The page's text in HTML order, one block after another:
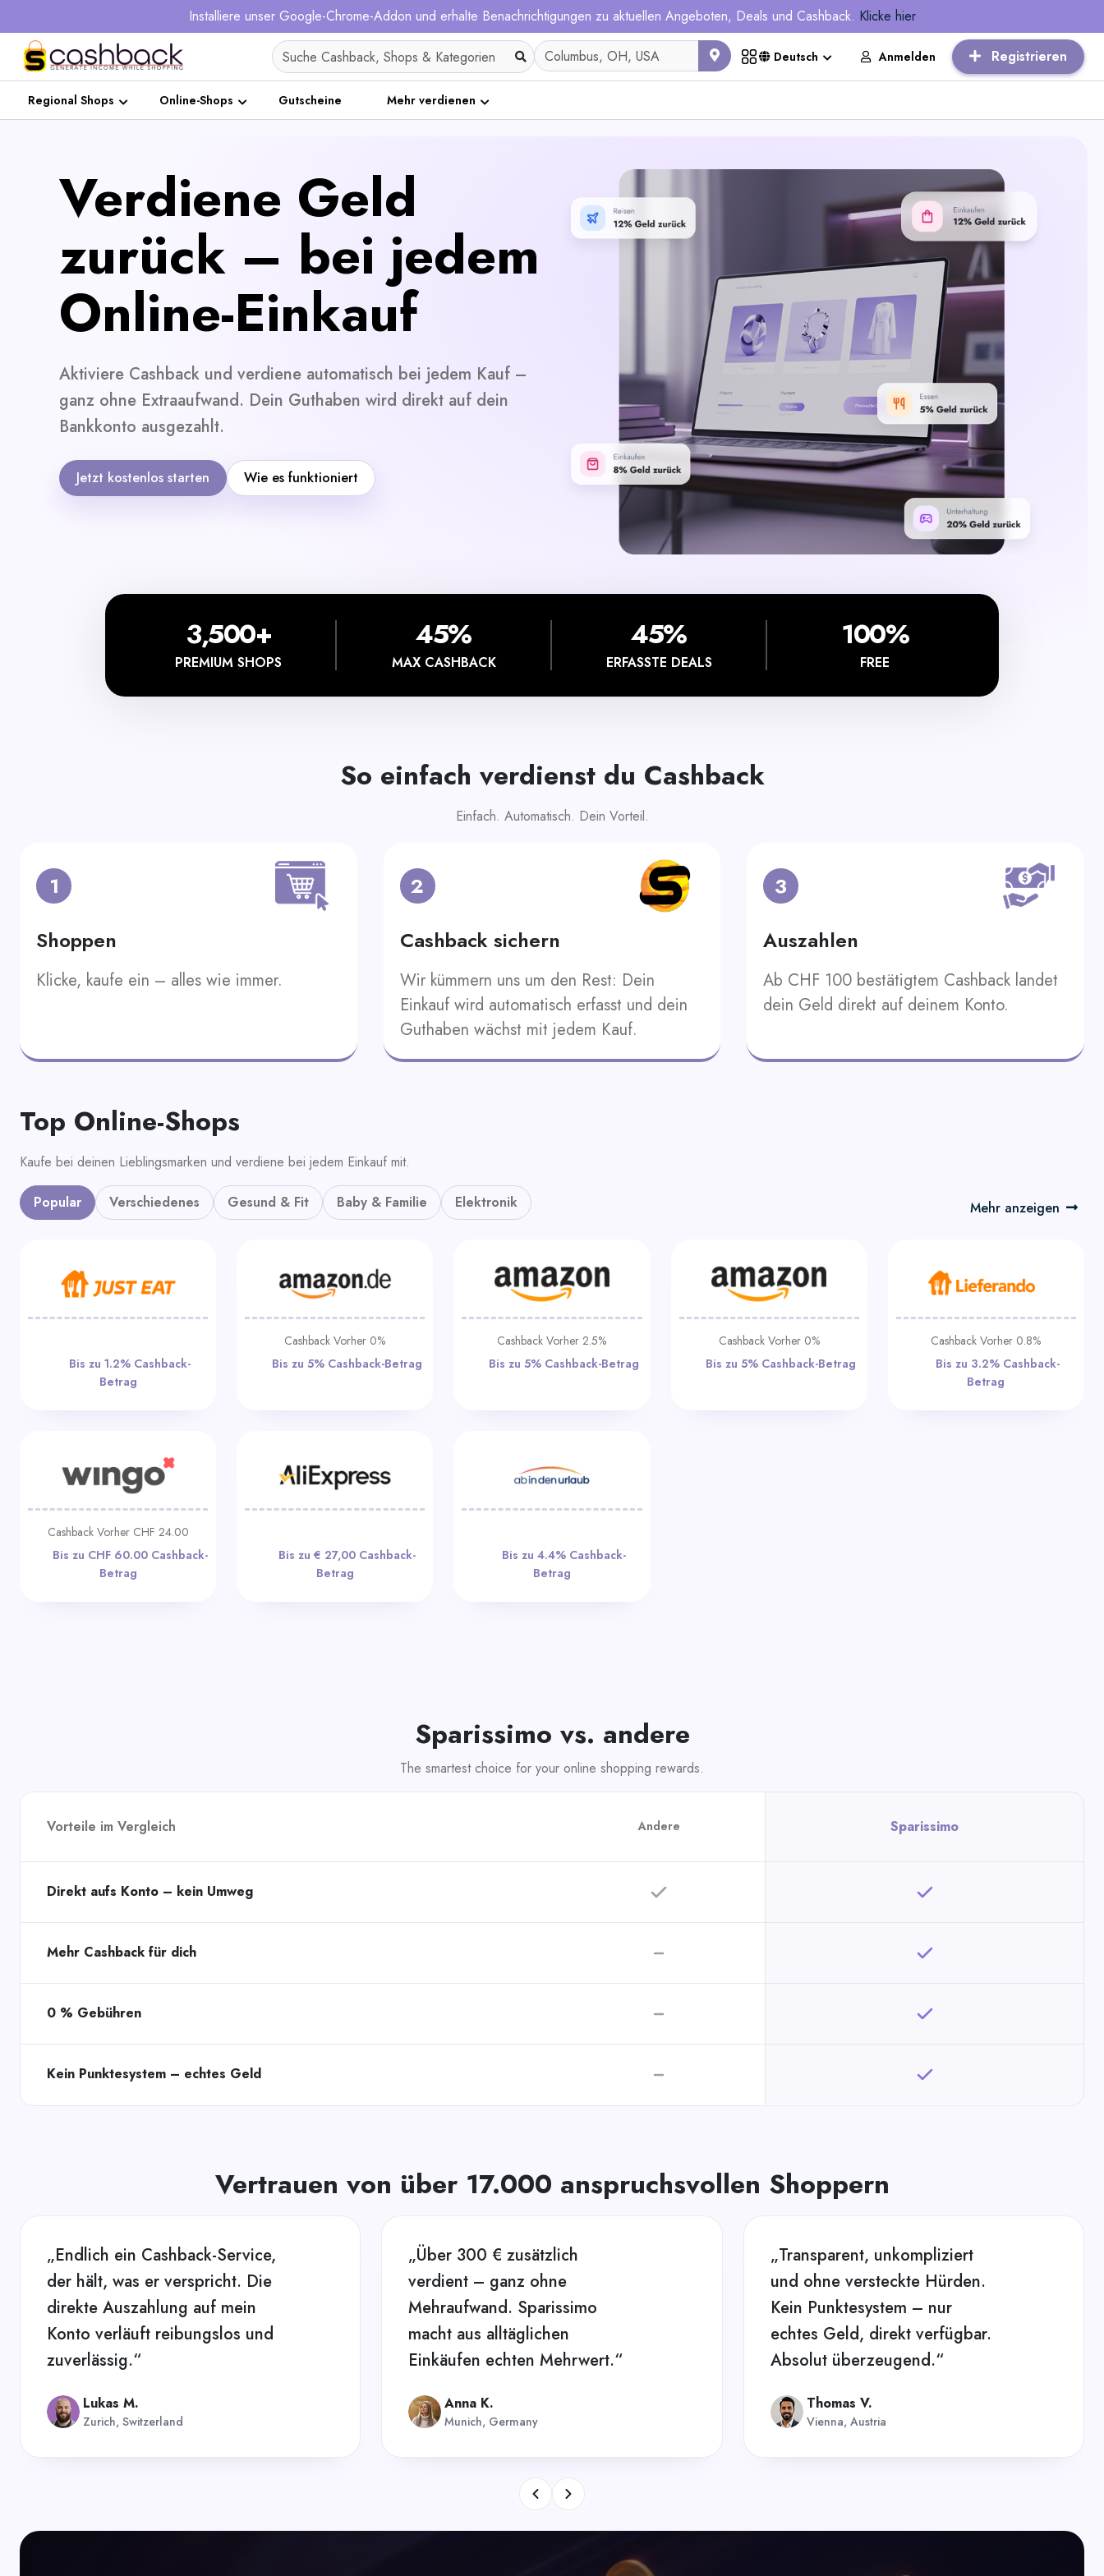
Installiere unser Google-Chrome-Addon und erhalte Benachrichtigungen zu aktuellen Angeboten, Deals und Cashback. Klicke hier
Deutsch Anmelden Registrieren
Regional Shops Online-Shops Gutscheine Mehr verdienen
Verdiene Geld
zurück – bei jedem
Online-Einkauf
Aktiviere Cashback und verdiene automatisch bei jedem Kauf –
ganz ohne Extraaufwand. Dein Guthaben wird direkt auf dein
Bankkonto ausgezahlt.
Jetzt kostenlos starten Wie es funktioniert
3,500+
PREMIUM SHOPS
45%
MAX CASHBACK
45%
ERFASSTE DEALS
100%
FREE
So einfach verdienst du Cashback
Einfach. Automatisch. Dein Vorteil.
1
Shoppen
Klicke, kaufe ein – alles wie immer.
2
Cashback sichern
Wir kümmern uns um den Rest: Dein
Einkauf wird automatisch erfasst und dein
Guthaben wächst mit jedem Kauf.
3
Auszahlen
Ab CHF 100 bestätigtem Cashback landet
dein Geld direkt auf deinem Konto.
Top Online-Shops
Kaufe bei deinen Lieblingsmarken und verdiene bei jedem Einkauf mit.
Popular Verschiedenes Gesund & Fit Baby & Familie Elektronik Mehr anzeigen
Bis zu 1.2%
Cashback-Betrag
Cashback Vorher 0%
Bis zu 5% Cashback-
Cashback Vorher 2.5%
Bis zu 5% Cashback-
Cashback Vorher 0%
Bis zu 5% Cashback-
Cashback Vorher 0.8%
Bis zu 3.2%
Cashback-Betrag
Cashback Vorher CHF 24.00
Bis zu CHF 60.00
Cashback-Betrag
Bis zu € 27,00
Cashback-Betrag
Bis zu 4.4%
Cashback-Betrag
Sparissimo vs. andere
The smartest choice for your online shopping rewards.
Vorteile im Vergleich Andere Sparissimo
Direkt aufs Konto – kein Umweg
Mehr Cashback für dich
0 % Gebühren
Kein Punktesystem – echtes Geld
Vertrauen von über 17.000 anspruchsvollen Shoppern
„Endlich ein Cashback-Service,
der hält, was er verspricht. Die
direkte Auszahlung auf mein
Konto verläuft reibungslos und
zuverlässig.“
Lukas M.
Zurich, Switzerland
„Über 300 € zusätzlich
verdient – ganz ohne
Mehraufwand. Sparissimo
macht aus alltäglichen
Einkäufen echten Mehrwert.“
Anna K.
Munich, Germany
„Transparent, unkompliziert
und ohne versteckte Hürden.
Kein Punktesystem – nur
echtes Geld, direkt verfügbar.
Absolut überzeugend.“
Thomas V.
Vienna, Austria